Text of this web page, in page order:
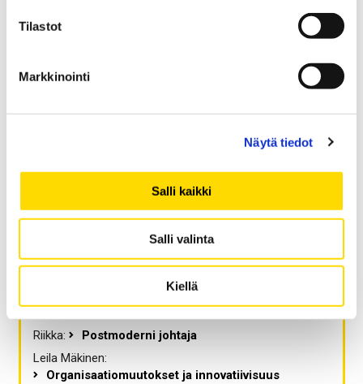
Tilastot
Markkinointi
Näytä tiedot
Salli kaikki
Salli valinta
Kiellä
Kuuta taivaalta tavoittelevan organisaation on
Opposition paradoksi
Viimeisimmät kommentit
Esa Hyyryläinen:
Postmoderni johtaja
Riikka:
Postmoderni johtaja
Leila Mäkinen:
Organisaatiomuutokset ja innovatiivisuus